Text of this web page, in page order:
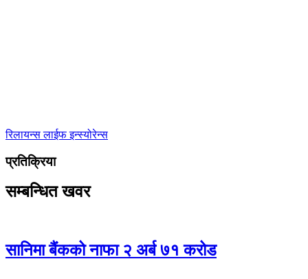
रिलायन्स लाईफ इन्स्योरेन्स
प्रतिक्रिया
सम्बन्धित खवर
सानिमा बैंकको नाफा २ अर्ब ७१ करोड